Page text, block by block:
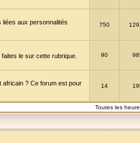
liées aux personnalités
750
le sur cette rubrique. 90
africain ? Ce forum est pour
14
Toutes les